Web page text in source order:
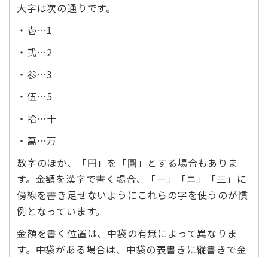
大字は次の通りです。
・壱…1
・弐…2
・参…3
・伍…5
・拾…十
・萬…万
数字のほか、「円」を「圓」とする場合もありま
す。金額を漢字で書く場合、「一」「ニ」「三」に
傍線を書き足せないようにこれらの字を使うのが慣
例となっています。
金額を書く位置は、中袋の有無によって異なりま
す。中袋がある場合は、中袋の表書きに縦書きで金